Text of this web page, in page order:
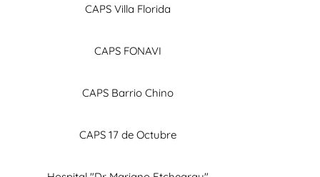
CAPS Villa Florida
CAPS FONAVI
CAPS Barrio Chino
CAPS 17 de Octubre